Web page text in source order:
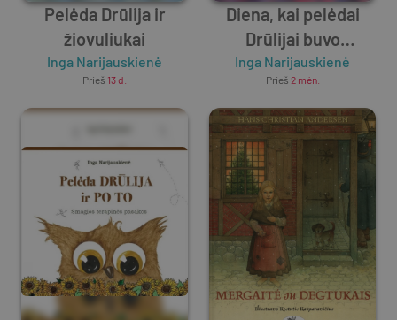
Pelėda Drūlija ir
žiovuliukai
Inga Narijauskienė
Prieš 13 d.
Diena, kai pelėdai
Drūlijai buvo
nuobodu. Terapinės
pasakos vaikams
Inga Narijauskienė
Prieš 2 mėn.